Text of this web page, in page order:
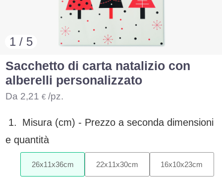
1 / 5
Sacchetto di carta natalizio con
alberelli personalizzato
Da 2,21 € /pz.
1. Misura (cm) - Prezzo a seconda dimensioni
e quantità
26x11x36cm 22x11x30cm 16x10x23cm